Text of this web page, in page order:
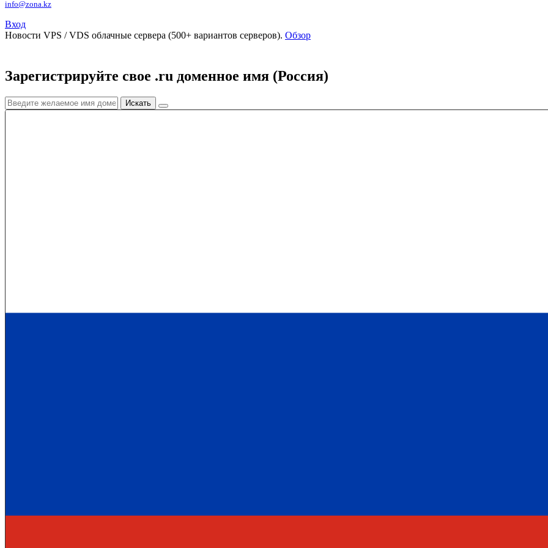
info@zona.kz
Вход
Новости VPS / VDS облачные сервера (500+ вариантов серверов). Обзор
Зарегистрируйте свое .ru доменное имя (Россия)